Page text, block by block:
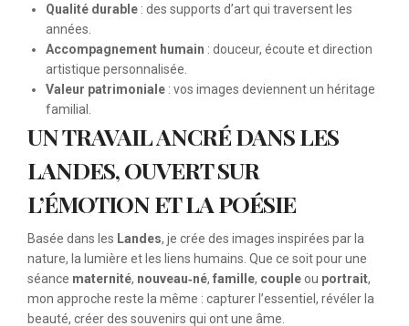
Qualité durable : des supports d’art qui traversent les
années.
Accompagnement humain : douceur, écoute et direction
artistique personnalisée.
Valeur patrimoniale : vos images deviennent un héritage
familial.
UN TRAVAIL ANCRÉ DANS LES
LANDES, OUVERT SUR
L’ÉMOTION ET LA POÉSIE
Basée dans les Landes, je crée des images inspirées par la
nature, la lumière et les liens humains. Que ce soit pour une
séance maternité, nouveau‑né, famille, coupleou portrait,
mon approche reste la même : capturer l’essentiel, révéler la
beauté, créer des souvenirs qui ont une âme.